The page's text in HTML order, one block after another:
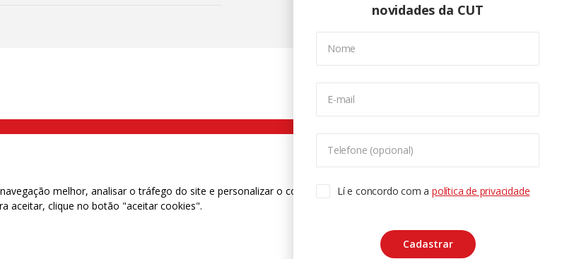
novidades da CUT
Nome
E-mail
Telefone (opcional)
Lí e concordo com apolítica de privacidade
Cadastrar
SP | Telefone (11) 2108 9200 - Fax (11) 2108 9310
Associados | 25.831.443 - Trabalhadores(as) na Base
melhor, analisar o tráfego do site e personalizar o conteúdo. Para saber mais
aceitar, clique no botão "aceitar cookies".